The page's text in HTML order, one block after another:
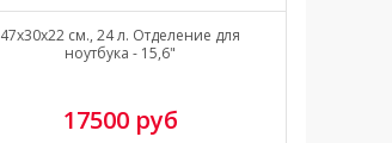
47x30x22 см., 24 л. Отделение для
ноутбука - 15,6"
17500 руб